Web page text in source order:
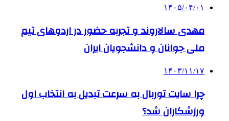
۱۴۰۵/۰۴/۰۱
مهدی سالاروند و تجربه حضور در اردوهای تیم
ملی جوانان و دانشجویان ایران
۱۴۰۳/۱۱/۱۷
چرا سایت توربال به ‌سرعت تبدیل به انتخاب اول
ورزشکاران شد؟